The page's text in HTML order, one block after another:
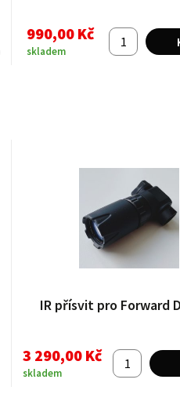
990,00 Kč
skladem
IR přísvit pro Forward
3 290,00 Kč
skladem